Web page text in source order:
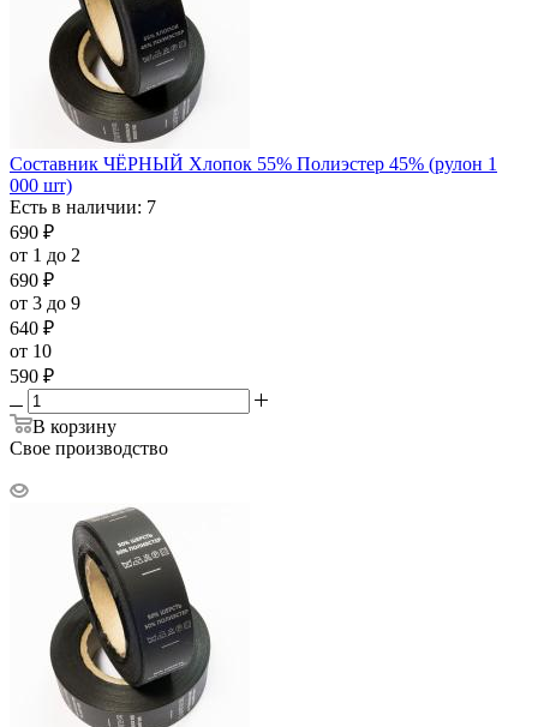
Составник ЧЁРНЫЙ Хлопок 55% Полиэстер 45% (рулон 1
000 шт)
Есть в наличии: 7
690 ₽
от 1 до 2
690 ₽
от 3 до 9
640 ₽
от 10
590 ₽
В корзину
Свое производство